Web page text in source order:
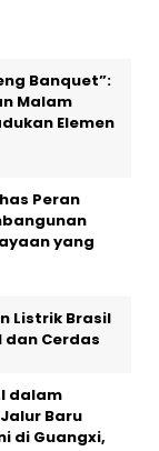
Banquet”:
Malam
Elemen
Peran
yang
Listrik Brasil
dan Cerdas
dalam
Baru
di Guangxi,